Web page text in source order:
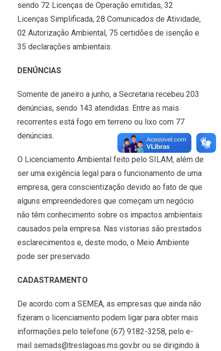
sendo 72 Licenças de Operação emitidas, 32
Licenças Simplificada, 28 Comunicados de Atividade,
02 Autorização Ambiental, 75 certidões de isenção e
35 declarações ambientais.
DENÚNCIAS
Somente de janeiro a junho, a Secretaria recebeu 203
denúncias, sendo 143 atendidas. Entre as mais
recorrentes está fogo em terreno ou lixo com 77
denúncias.
O Licenciamento Ambiental feito pelo SILAM, além de
ser uma exigência legal para o funcionamento de uma
empresa, gera conscientização devido ao fato de que
alguns empreendedores que começam um negócio
não têm conhecimento sobre os impactos ambientais
causados pela empresa. Nas vistorias são prestados
esclarecimentos e, deste modo, o Meio Ambiente
pode ser preservado.
CADASTRAMENTO
De acordo com a SEMEA, as empresas que ainda não
fizeram o licenciamento podem ligar para obter mais
informações pelo telefone (67) 9182-3258, pelo e-
mail semads@treslagoas.ms.gov.br ou se dirigindo à